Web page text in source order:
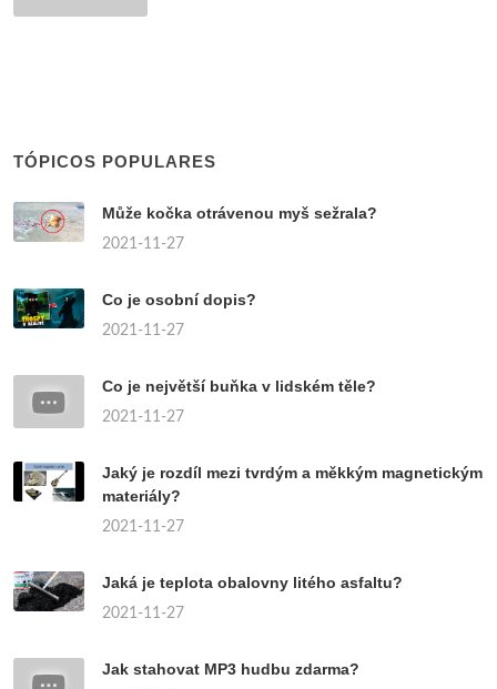
TÓPICOS POPULARES
Může kočka otrávenou myš sežrala?
2021-11-27
Co je osobní dopis?
2021-11-27
Co je největší buňka v lidském těle?
2021-11-27
Jaký je rozdíl mezi tvrdým a měkkým magnetickým
materiály?
2021-11-27
Jaká je teplota obalovny litého asfaltu?
2021-11-27
Jak stahovat MP3 hudbu zdarma?